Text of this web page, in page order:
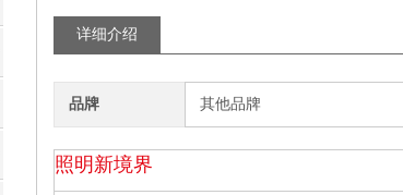
详细介绍
品牌 其他品牌
照明新境界